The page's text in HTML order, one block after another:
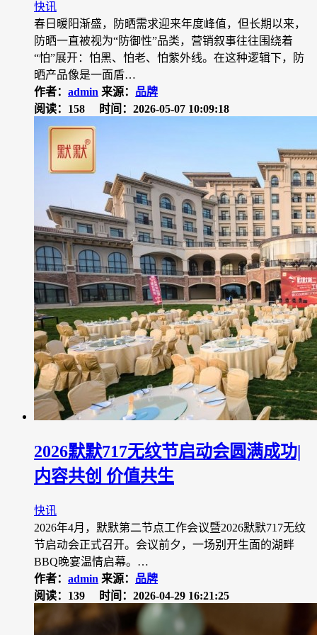
快讯
春日暖阳渐盛，防晒需求迎来年度峰值，但长期以来，
防晒一直被视为“防御性”品类，营销叙事往往围绕着
“怕”展开：怕黑、怕老、怕紫外线。在这种逻辑下，防
晒产品像是一面盾…
作者： admin 来源： 品牌
阅读：158
时间：2026-05-07 10:09:18
2026默默717无纹节启动会圆满成功|
内容共创 价值共生
快讯
2026年4月，默默第二节点工作会议暨2026默默717无纹
节启动会正式召开。会议前夕，一场别开生面的湖畔
BBQ晚宴温情启幕。…
作者： admin 来源： 品牌
阅读：139
时间：2026-04-29 16:21:25